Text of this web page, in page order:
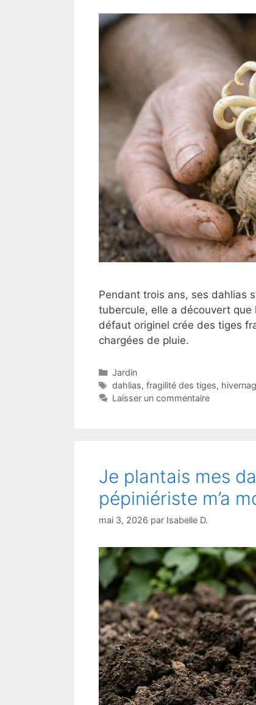
Pendant trois ans, ses dahlias
tubercule, elle a découvert que
défaut originel crée des tiges
chargées de pluie.
Catégories
Jardin
Étiquettes
dahlias, fragilité des tiges,
Laisser un commentaire
Je plantais mes
pépiniériste m’a
mai 3, 2026 par Isabelle D.